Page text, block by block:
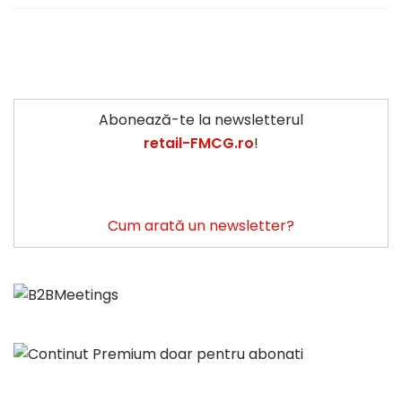
Abonează-te la newsletterul
retail-FMCG.ro!
Cum arată un newsletter?